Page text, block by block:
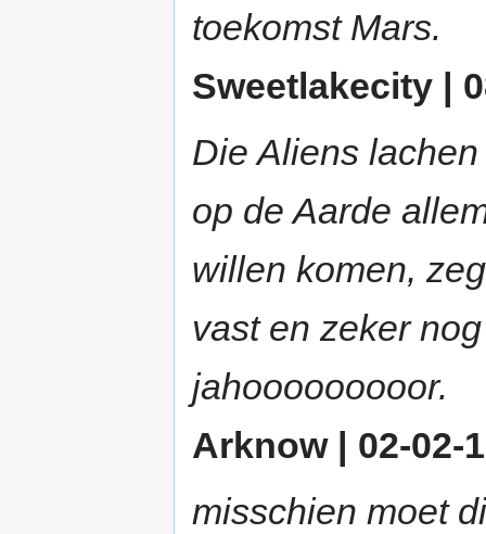
toekomst Mars.
Sweetlakecity |
Die Aliens
op de Aarde
willen komen,
vast en zeker
jahooooooooor.
Arknow | 02-02-
misschien moet